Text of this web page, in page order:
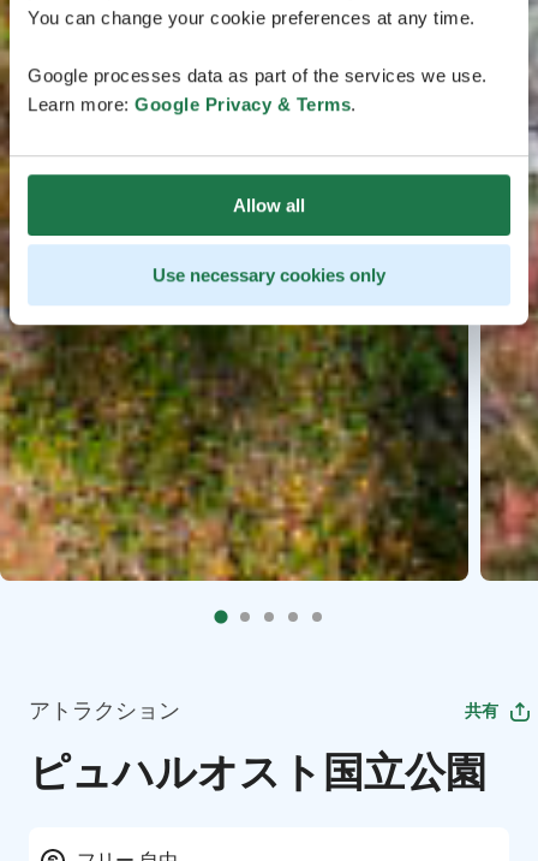
You can change your cookie preferences at any time.
Google processes data as part of the services we use.
Learn more: Google Privacy & Terms.
Allow all
Use necessary cookies only
アトラクション 共有
ピュハルオスト国立公園